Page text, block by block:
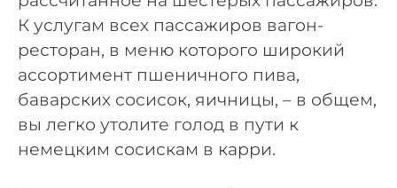
К услугам всех пассажиров вагон-
ресторан, в меню которого широкий
ассортимент пшеничного пива,
баварских сосисок, яичницы, – в общем,
вы легко утолите голод в пути к
немецким сосискам в карри.